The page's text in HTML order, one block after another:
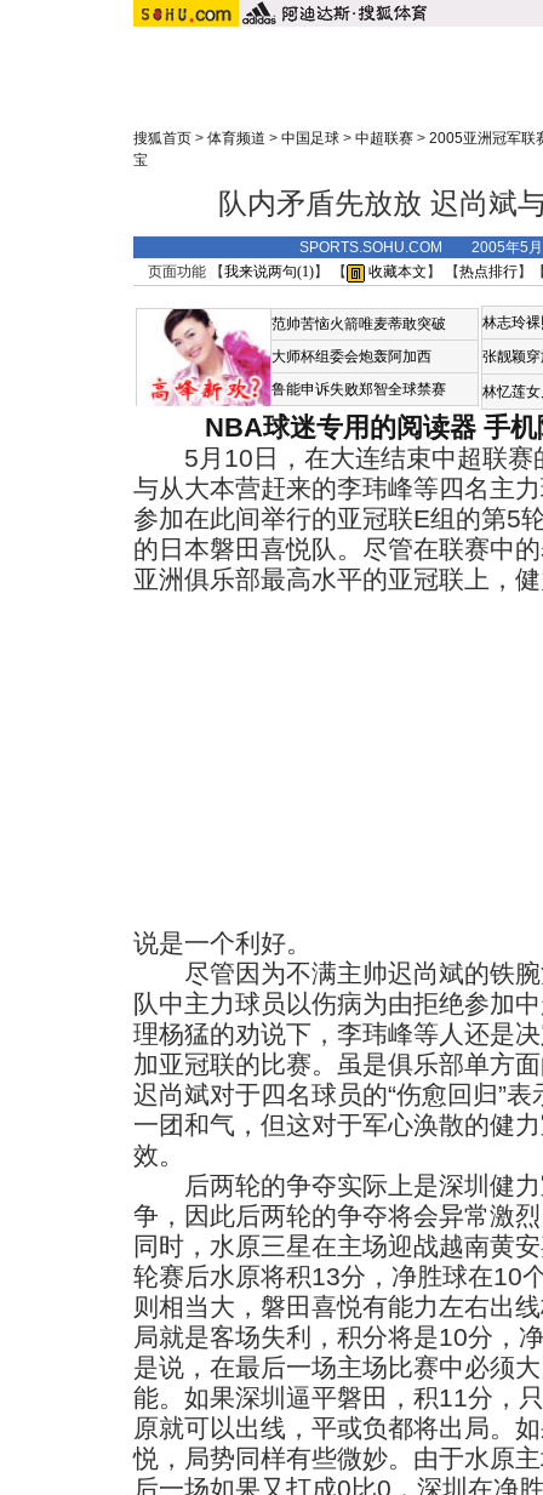
搜狐首页 > 体育频道 > 中国足球 > 中超联赛 > 2005亚洲冠军联
宝
队内矛盾先放放 迟尚斌
SPORTS.SOHU.COM 2005年5
页面功能 【我来说两句(1)】 【 收藏本文 】 【热点排行】
范帅苦恼火箭唯麦蒂敢突破
大师杯组委会炮轰阿加西
鲁能申诉失败郑智全球禁赛
林志玲
张靓颖
林忆莲
NBA球迷专用的阅读器 手
5月10日，在大连结束中超联赛
与从大本营赶来的李玮峰等四名主
参加在此间举行的亚冠联E组的第5
的日本磐田喜悦队。尽管在联赛中
亚洲俱乐部最高水平的亚冠联上，
说是一个利好。
尽管因为不满主帅迟尚斌的铁腕
队中主力球员以伤病为由拒绝参加
理杨猛的劝说下，李玮峰等人还是
加亚冠联的比赛。虽是俱乐部单方
迟尚斌对于四名球员的“伤愈回归”
一团和气，但这对于军心涣散的健
效。
后两轮的争夺实际上是深圳健力
争，因此后两轮的争夺将会异常激
同时，水原三星在主场迎战越南黄
轮赛后水原将积13分，净胜球在10
则相当大，磐田喜悦有能力左右出
局就是客场失利，积分将是10分，
是说，在最后一场主场比赛中必须
能。如果深圳逼平磐田，积11分，
原就可以出线，平或负都将出局。
悦，局势同样有些微妙。由于水原
后一场如果又打成0比0，深圳在净